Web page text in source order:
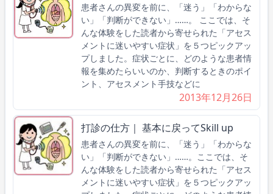
患者さんの異変を前に、「迷う」「わからな
い」「判断ができない」……。 ここでは、そ
んな体験をした読者から寄せられた「アセス
メントに迷いやすい症状」を５つピックアッ
プしました。症状ごとに、どのような患者情
報を集めたらいいのか、判断するときのポイ
ント、アセスメント手技などに
2013年12月26日
打診の仕方｜ 基本に戻ってSkill up
患者さんの異変を前に、「迷う」「わからな
い」「判断ができない」……。ここでは、そ
んな体験をした読者から寄せられた「アセス
メントに迷いやすい症状」を５つピックアッ